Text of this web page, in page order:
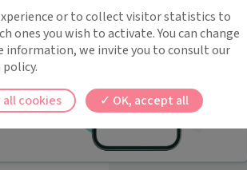
or to collect visitor statistics to
ones you wish to activate. You can change
information, we invite you to consult our
OK, accept all
all cookies